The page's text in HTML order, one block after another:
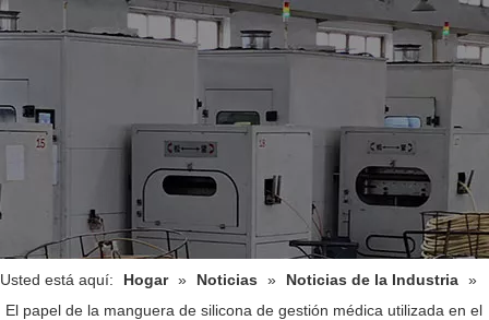
Usted está aquí: Hogar » Noticias » Noticias de la Industria »
El papel de la manguera de silicona de gestión médica utilizada en el